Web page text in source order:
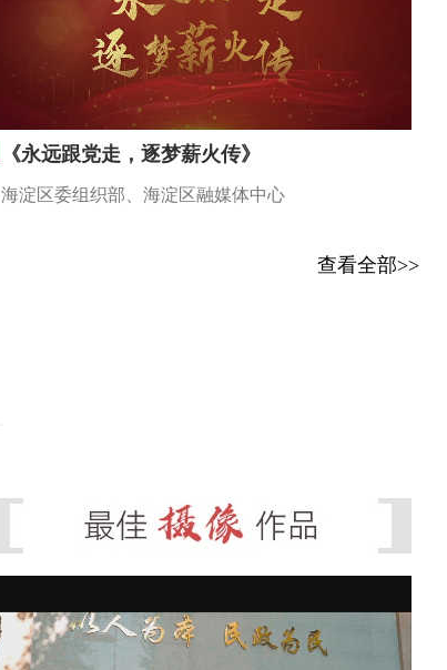
《永远跟党走，逐梦薪火传》
海淀区委组织部、海淀区融媒体中心
查看全部>>